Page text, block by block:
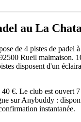
au La
de 4 pistes de padel
Rueil malmaison.
disposent d'un
40 €. Le club est ouvert
sur Anybuddy :
instantanée.